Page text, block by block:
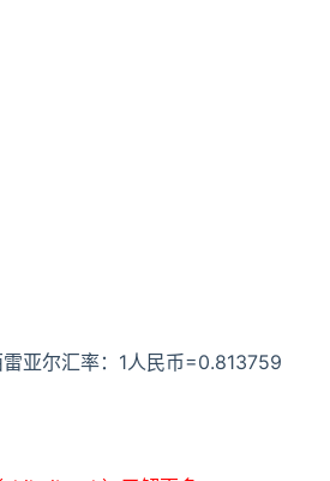
亚尔汇率：1人民币=0.813759